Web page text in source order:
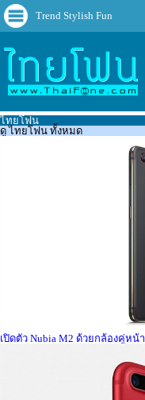
Trend Stylish Fun
ไทยโฟน
ดู ไทยโฟน ทั้งหมด
เปิดตัว Nubia M2 ด้วยกล้องคู่หน้า